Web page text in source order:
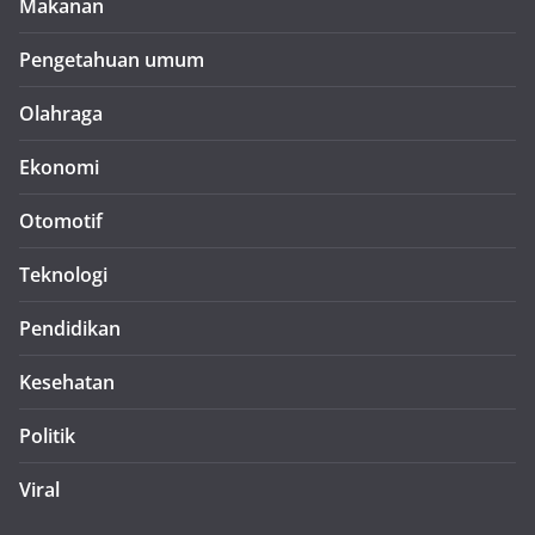
Makanan
Pengetahuan umum
Olahraga
Ekonomi
Otomotif
Teknologi
Pendidikan
Kesehatan
Politik
Viral